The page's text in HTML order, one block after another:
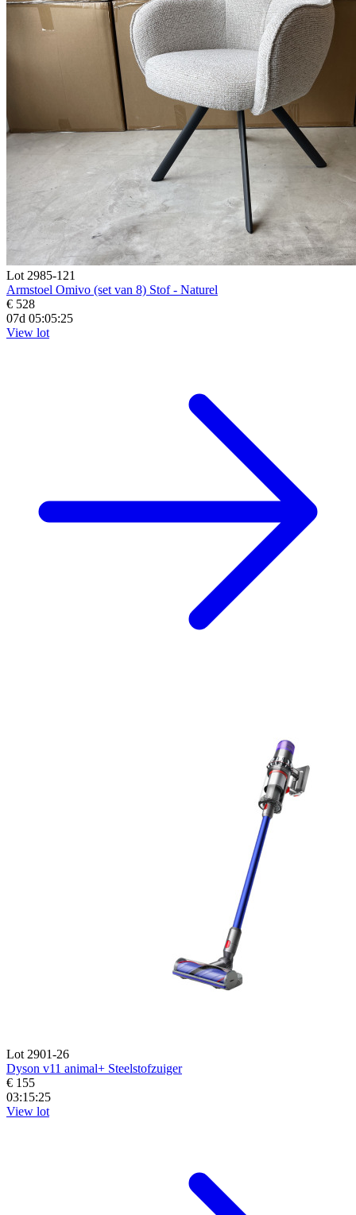
Lot 2985-121
Armstoel Omivo (set van 8) Stof - Naturel
€ 528
07d 05:05:23
View lot
Lot 2901-26
Dyson v11 animal+ Steelstofzuiger
€ 155
03:15:23
View lot